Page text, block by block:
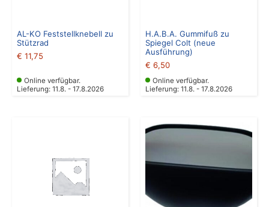
AL-KO Feststellknebell zu
Stützrad
€ 11,75
Online verfügbar.
Lieferung: 11.8. - 17.8.2026
H.A.B.A. Gummifuß zu
Spiegel Colt (neue
Ausführung)
€ 6,50
Online verfügbar.
Lieferung: 11.8. - 17.8.2026